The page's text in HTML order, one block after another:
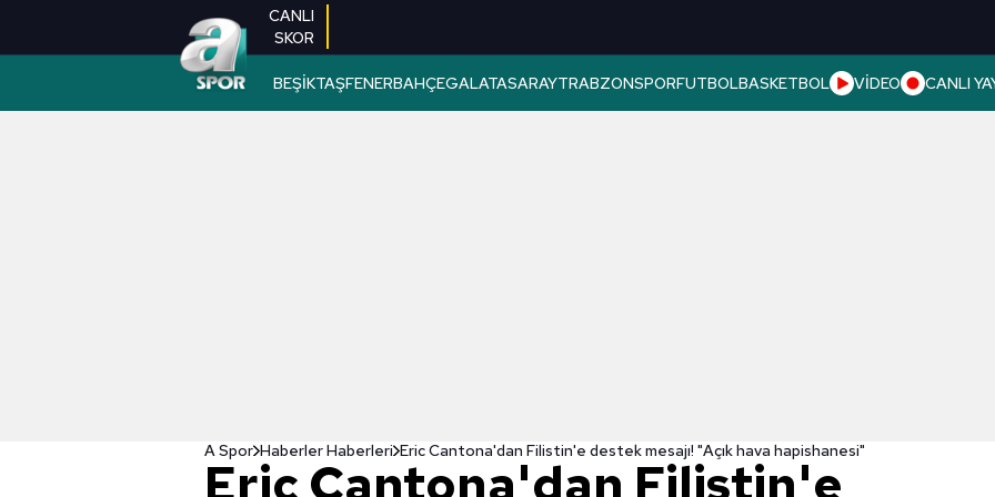
CANLI
SKOR
BEŞİKTAŞFENERBAHÇEGALATASARAYTRABZONSPORFUTBOLBASKETBOL VİDEO CANLI
A Spor Haberler Haberleri Eric Cantona'dan Filistin'e destek mesajı! "Açık hava hapishanesi"
Eric Cantona'dan Filistin'e